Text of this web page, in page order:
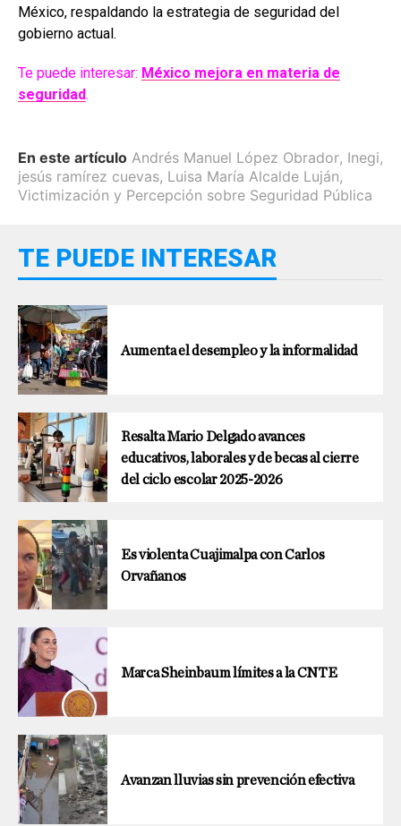
México, respaldando la estrategia de seguridad del
gobierno actual.
Te puede interesar: México mejora en materia de
seguridad.
En este artículo Andrés Manuel López Obrador, Inegi,
jesús ramírez cuevas, Luisa María Alcalde Luján,
Victimización y Percepción sobre Seguridad Pública
TE PUEDE INTERESAR
Aumenta el desempleo y la informalidad
Resalta Mario Delgado avances
educativos, laborales y de becas al cierre
del ciclo escolar 2025-2026
Es violenta Cuajimalpa con Carlos
Orvañanos
Marca Sheinbaum límites a la CNTE
Avanzan lluvias sin prevención efectiva